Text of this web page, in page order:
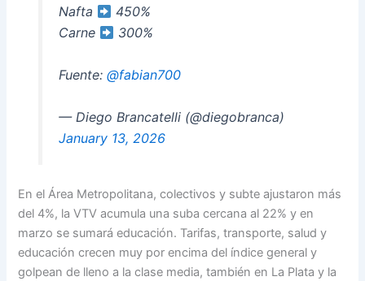
Nafta
450%
Carne
300%
Fuente: @fabian700
— Diego Brancatelli (@diegobranca)
January 13, 2026
En el Área Metropolitana, colectivos y subte ajustaron más
del 4%, la VTV acumula una suba cercana al 22% y en
marzo se sumará educación. Tarifas, transporte, salud y
educación crecen muy por encima del índice general y
golpean de lleno a la clase media, también en La Plata y la